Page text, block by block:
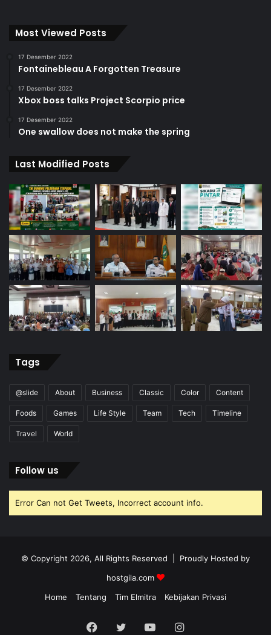
Most Viewed Posts
17 Desember 2022
Fontainebleau A Forgotten Treasure
17 Desember 2022
Xbox boss talks Project Scorpio price
17 Desember 2022
One swallow does not make the spring
Last Modified Posts
Tags
@slide About Business Classic Color Content
Foods Games Life Style Team Tech Timeline
Travel World
Follow us
Error Can not Get Tweets, Incorrect account info.
© Copyright 2026, All Rights Reserved | Proudly Hosted by
hostgila.com
Home
Tentang Tim Elmitra Kebijakan Privasi
Facebook
TwitterYouTubeInstagram